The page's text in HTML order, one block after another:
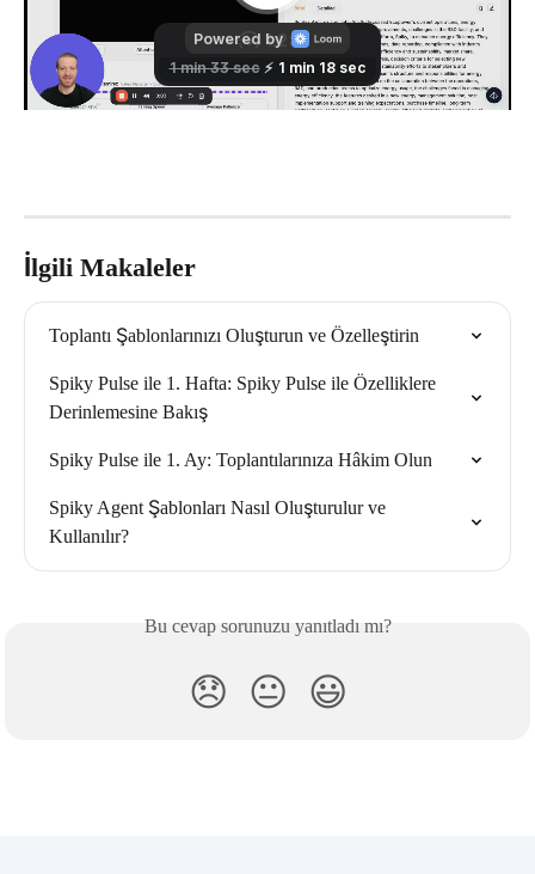
İlgili Makaleler
Toplantı Şablonlarınızı Oluşturun ve Özelleştirin
Spiky Pulse ile 1. Hafta: Spiky Pulse ile Özelliklere
Derinlemesine Bakış
Spiky Pulse ile 1. Ay: Toplantılarınıza Hâkim Olun
Spiky Agent Şablonları Nasıl Oluşturulur ve
Kullanılır?
Bu cevap sorunuzu yanıtladı mı?
😞 😐 😃